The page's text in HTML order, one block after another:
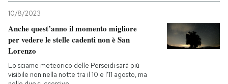
NEWSLETTER
I MIEI PREFERITI
SHOP
10/8/2023
Anche quest’anno il momento migliore
per vedere le stelle cadenti non è San
Lorenzo
Lo sciame meteorico delle Perseidi sarà più
visibile non nella notte tra il 10 e l'11 agosto, ma